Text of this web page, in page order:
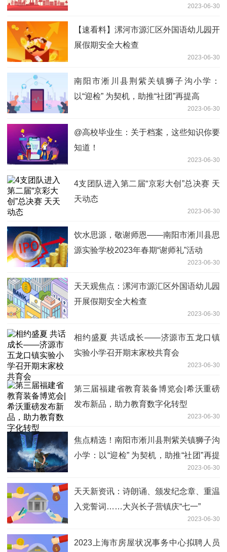
2023-06-30
【速看料】漯河市源汇区外国语幼儿园开
展假期安全大检查
2023-06-30
南阳市淅川县荆紫关镇狮子沟小学：
以“迎检” 为契机，助推“社团”再提高
2023-06-30
@高校毕业生：关于档案，这些知识你要
知道！
2023-06-30
4支团队进入第二届“京彩大创”总决赛 天
天动态
2023-06-30
饮水思源，敬谢师恩——南阳市淅川县思
源实验学校2023年春期“谢师礼”活动
2023-06-30
天天观焦点：漯河市源汇区外国语幼儿园
开展假期安全大检查
2023-06-30
相约盛夏 共话成长——济源市五龙口镇
实验小学召开期末家校共育会
2023-06-30
第三届福建省教育装备博览会|希沃重磅
发布新品，助力教育数字化转型
2023-06-30
焦点精选！南阳市淅川县荆紫关镇狮子沟
小学：以“迎检” 为契机，助推“社团”再提
2023-06-30
天天新资讯：诗朗诵、颁发纪念章、重温
入党誓词……大兴长子营镇庆“七一”
2023-06-30
2023上海市房屋状况事务中心拟聘人员